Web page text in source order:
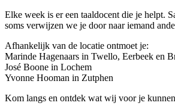
Elke week is er een taaldocent die je helpt.
soms verwijzen we je door naar iemand
Afhankelijk van de locatie ontmoet je:
Marinde Hagenaars in Twello, Eerbeek en
José Boone in Lochem
Yvonne Hooman in Zutphen
Kom langs en ontdek wat wij voor je